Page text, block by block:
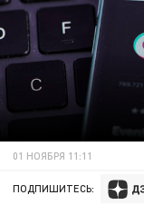
01 НОЯБРЯ 11:11
ПОДПИШИТЕСЬ: